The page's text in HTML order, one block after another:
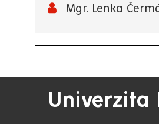
Mgr. Lenka
Univerzita